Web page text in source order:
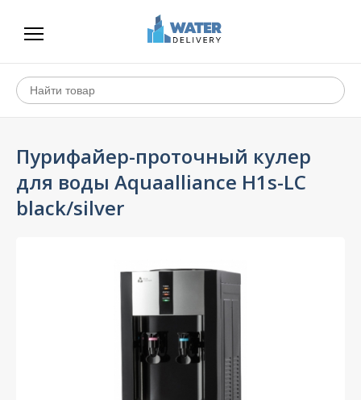
Пурифайер-проточный кулер
для воды Aquaalliance H1s-LС
black/silver